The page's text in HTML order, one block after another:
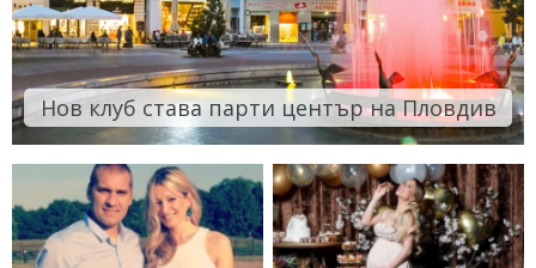
Нов клуб става парти център на Пловдив